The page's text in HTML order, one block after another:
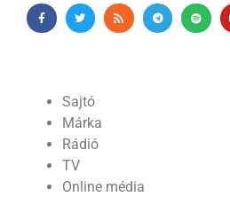
Sajtó
Márka
Rádió
TV
Online média